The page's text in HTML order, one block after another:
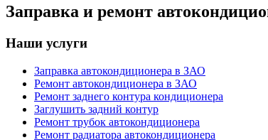
Заправка и ремонт
Наши услуги
Заправка автокондиционера в ЗАО
Ремонт автокондиционера в ЗАО
Ремонт заднего контура кондиционера
Заглушить задний контур
Ремонт трубок автокондиционера
Ремонт радиатора автокондиционера